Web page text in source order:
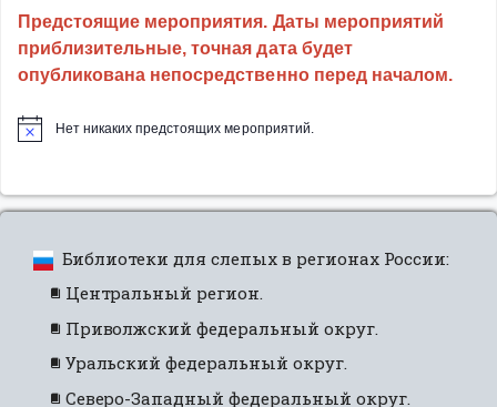
оказавшихся
в
трудной
ситуации
ходе
Предстоящие мероприятия. Даты мероприятий
приблизительные, точная дата будет
опубликована непосредственно перед началом.
Нет никаких предстоящих мероприятий.
Библиотеки для слепых в регионах России:
Центральный регион.
Приволжский федеральный округ.
Уральский федеральный округ.
Северо-Западный федеральный округ.